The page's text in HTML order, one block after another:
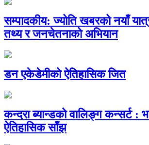
सम्पादकीय: ज्योति खबरको नयाँ
तथ्य र जनचेतनाको अभियान
डन एकेडेमीको ऐतिहासिक जित
कन्दरा ब्यान्डको वालिङ्ग कन्सर्ट :
ऐतिहासिक साँझ